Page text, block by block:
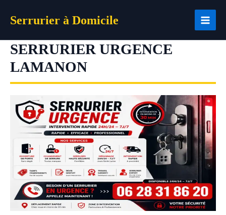
Serrurier à Domicile
SERRURIER URGENCE
LAMANON